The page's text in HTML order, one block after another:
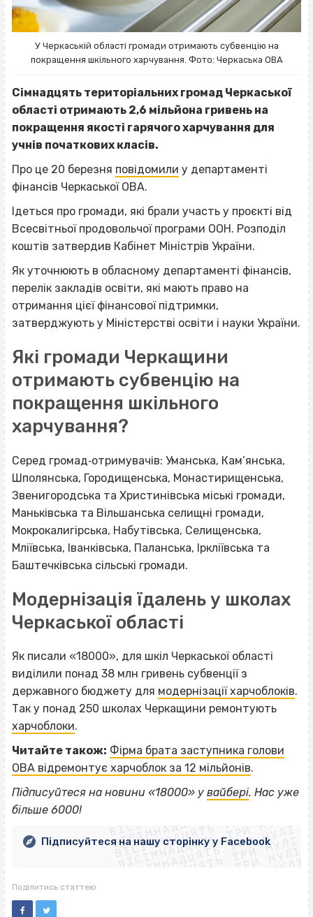
У Черкаській області громади отримають субвенцію на
покращення шкільного харчування. Фото: Черкаська ОВА
Сімнадцять територіальних громад Черкаської
області отримають 2,6 мільйона гривень на
покращення якості гарячого харчування для
учнів початкових класів.
Про це 20 березня повідомили у департаменті
фінансів Черкаської ОВА.
Ідеться про громади, які брали участь у проєкті від
Всесвітньої продовольчої програми ООН. Розподіл
коштів затвердив Кабінет Міністрів України.
Як уточнюють в обласному департаменті фінансів,
перелік закладів освіти, які мають право на
отримання цієї фінансової підтримки,
затверджують у Міністерстві освіти і науки України.
Які громади Черкащини
отримають субвенцію на
покращення шкільного
харчування?
Серед громад‐отримувачів: Уманська, Кам’янська,
Шполянська, Городищенська, Монастирищенська,
Звенигородська та Христинівська міські громади,
Маньківська та Вільшанська селищні громади,
Мокрокалигірська, Набутівська, Селищенська,
Мліївська, Іванківська, Паланська, Іркліївська та
Баштечківська сільські громади.
Модернізація їдалень у школах
Черкаської області
Як писали «18000», для шкіл Черкаської області
виділили понад 38 млн гривень субвенції з
державного бюджету для модернізації харчоблоків.
Так у понад 250 школах Черкащини ремонтують
харчоблоки.
Читайте також: Фірма брата заступника голови
ОВА відремонтує харчоблок за 12 мільйонів.
Підписуйтеся на новини «18000» у вайбері. Нас уже
більше 6000!
ВІСІМНАДЦЯТЬ ТРИ НУЛІ
ВІСІМНАДЦЯТЬ ТРИ НУЛІ
ВІСІМНАДЦЯТЬ ТРИ НУЛІ
ВІСІМНАДЦЯТЬ ТРИ НУЛІ
ВІСІМНАДЦЯТЬ ТРИ НУЛІ
ВІСІМНАДЦЯТЬ ТРИ НУЛІ
ВІСІМНАДЦЯТЬ ТРИ НУЛІ
ВІСІМНАДЦЯТЬ ТРИ НУЛІ
Підписуйтеся на нашу сторінку у Facebook
Поділитись статтею